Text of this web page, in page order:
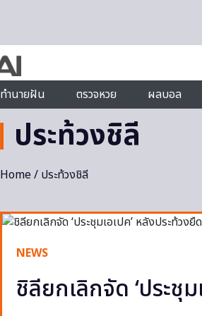
ทำนายฝัน ตรวจหวย ผลบอล
ประท้วงชิลี
Home/ ประท้วงชิลี
NEWS
ชิลียกเลิกจัด ‘ประชุ